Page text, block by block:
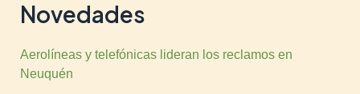
Novedades
Aerolíneas y telefónicas lideran los reclamos en
Neuquén